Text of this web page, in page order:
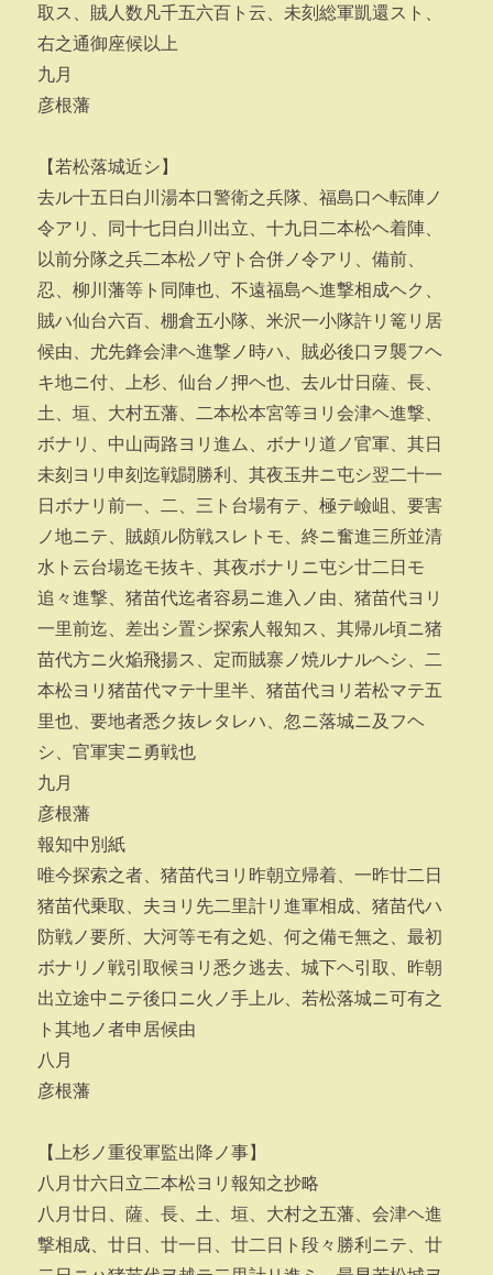
取ス、賊人数凡千五六百ト云、未刻総軍凱還スト、
右之通御座候以上
九月
彦根藩
【若松落城近シ】
去ル十五日白川湯本口警衛之兵隊、福島口ヘ転陣ノ
令アリ、同十七日白川出立、十九日二本松ヘ着陣、
以前分隊之兵二本松ノ守ト合併ノ令アリ、備前、
忍、柳川藩等ト同陣也、不遠福島ヘ進撃相成ヘク、
賊ハ仙台六百、棚倉五小隊、米沢一小隊許リ篭リ居
候由、尤先鋒会津ヘ進撃ノ時ハ、賊必後口ヲ襲フヘ
キ地ニ付、上杉、仙台ノ押ヘ也、去ル廿日薩、長、
土、垣、大村五藩、二本松本宮等ヨリ会津ヘ進撃、
ボナリ、中山両路ヨリ進ム、ボナリ道ノ官軍、其日
未刻ヨリ申刻迄戦闘勝利、其夜玉井ニ屯シ翌二十一
日ボナリ前一、二、三ト台場有テ、極テ嶮岨、要害
ノ地ニテ、賊頗ル防戦スレトモ、終ニ奮進三所並清
水ト云台場迄モ抜キ、其夜ボナリニ屯シ廿二日モ
追々進撃、猪苗代迄者容易ニ進入ノ由、猪苗代ヨリ
一里前迄、差出シ置シ探索人報知ス、其帰ル頃ニ猪
苗代方ニ火焔飛揚ス、定而賊寨ノ焼ルナルヘシ、二
本松ヨリ猪苗代マテ十里半、猪苗代ヨリ若松マテ五
里也、要地者悉ク抜レタレハ、忽ニ落城ニ及フヘ
シ、官軍実ニ勇戦也
九月
彦根藩
報知中別紙
唯今探索之者、猪苗代ヨリ昨朝立帰着、一昨廿二日
猪苗代乗取、夫ヨリ先二里計リ進軍相成、猪苗代ハ
防戦ノ要所、大河等モ有之処、何之備モ無之、最初
ボナリノ戦引取候ヨリ悉ク逃去、城下ヘ引取、昨朝
出立途中ニテ後口ニ火ノ手上ル、若松落城ニ可有之
ト其地ノ者申居候由
八月
彦根藩
【上杉ノ重役軍監出降ノ事】
八月廿六日立二本松ヨリ報知之抄略
八月廿日、薩、長、土、垣、大村之五藩、会津ヘ進
撃相成、廿日、廿一日、廿二日ト段々勝利ニテ、廿